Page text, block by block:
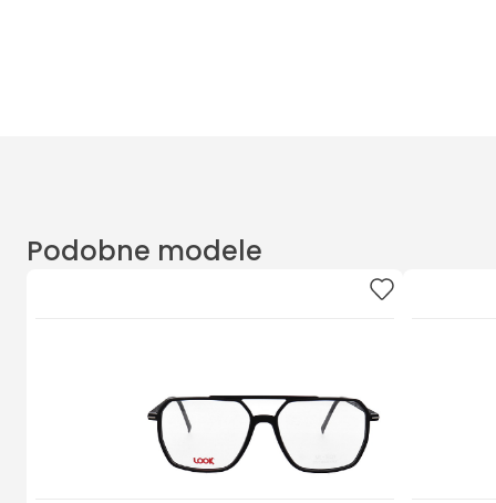
Podobne modele